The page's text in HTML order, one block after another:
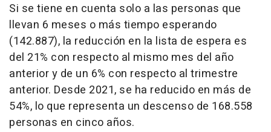
Si se tiene en cuenta solo a las personas que
llevan 6 meses o más tiempo esperando
(142.887), la reducción en la lista de espera es
del 21% con respecto al mismo mes del año
anterior y de un 6% con respecto al trimestre
anterior. Desde 2021, se ha reducido en más de
54%, lo que representa un descenso de 168.558
personas en cinco años.